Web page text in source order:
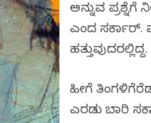
ಅನ್ನುವ ಪ್ರಶ್ನೆಗೆ
ಎಂದ ಸರ್ಕಾರ್.
ಹತ್ತುವುದರಲ್ಲಿದ್ದ.
ಹೀಗೆ
ಎರಡು ಬಾರಿ